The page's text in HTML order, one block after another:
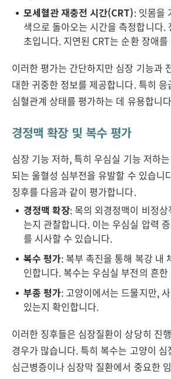
모세혈관 재충전 시간(CRT): 잇몸을
색으로 돌아오는 시간을 측정합니다.
초입니다. 지연된 CRT는 순환 장애
이러한 평가는 간단하지만 심장 기능과
대한 귀중한 정보를 제공합니다. 특히 응
심혈관계 상태를 평가하는 데 유용합니
경정맥 확장 및 복수 평가
심장 기능 저하, 특히 우심실 기능 저하
되는 울혈성 심부전을 유발할 수 있습니
징후를 다음과 같이 평가합니다.
경정맥 확장: 목의 외경정맥이 비정
는지 관찰합니다. 이는 우심실 압력
를 시사할 수 있습니다.
복수 평가: 복부 촉진을 통해 복강 내
인합니다. 복수는 우심실 부전의 흔
부종 평가: 고양이에서는 드물지만,
있는지 확인합니다.
이러한 징후들은 심장질환이 상당히 진
경우가 많습니다. 특히 복수는 고양이 심
심근병증이나 심장막 질환에서 중요한